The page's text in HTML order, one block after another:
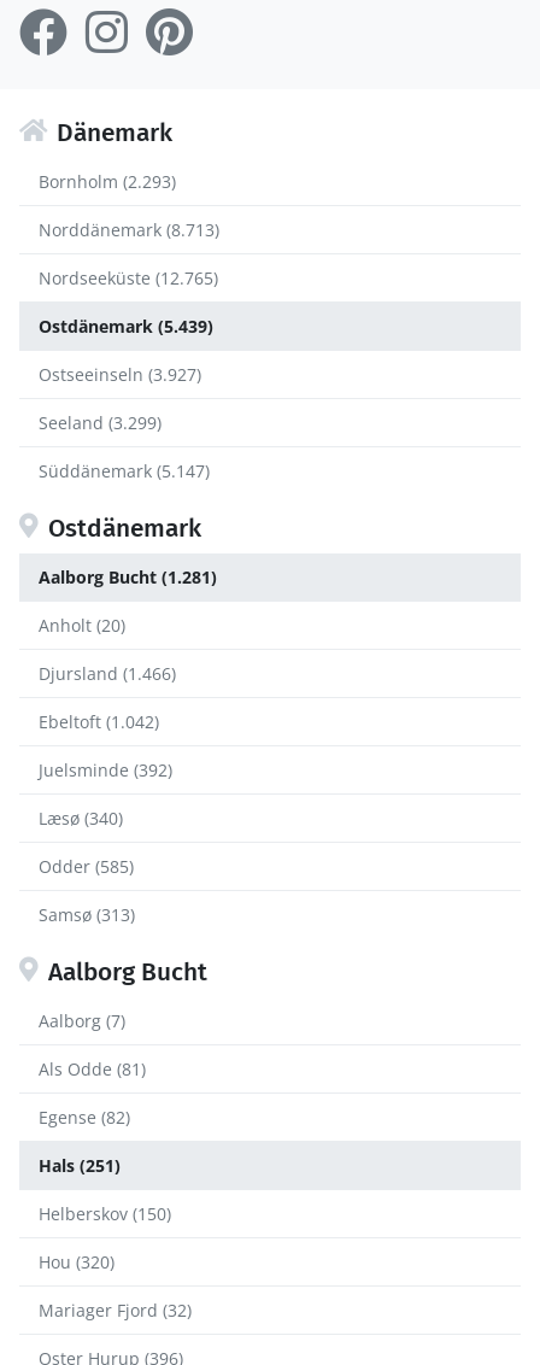
Dänemark
Bornholm (2.293)
Norddänemark (8.713)
Nordseeküste (12.765)
Ostdänemark (5.439)
Ostseeinseln (3.927)
Seeland (3.299)
Süddänemark (5.147)
Ostdänemark
Aalborg Bucht (1.281)
Anholt (20)
Djursland (1.466)
Ebeltoft (1.042)
Juelsminde (392)
Læsø (340)
Odder (585)
Samsø (313)
Aalborg Bucht
Aalborg (7)
Als Odde (81)
Egense (82)
Hals (251)
Helberskov (150)
Hou (320)
Mariager Fjord (32)
Oster Hurup (396)